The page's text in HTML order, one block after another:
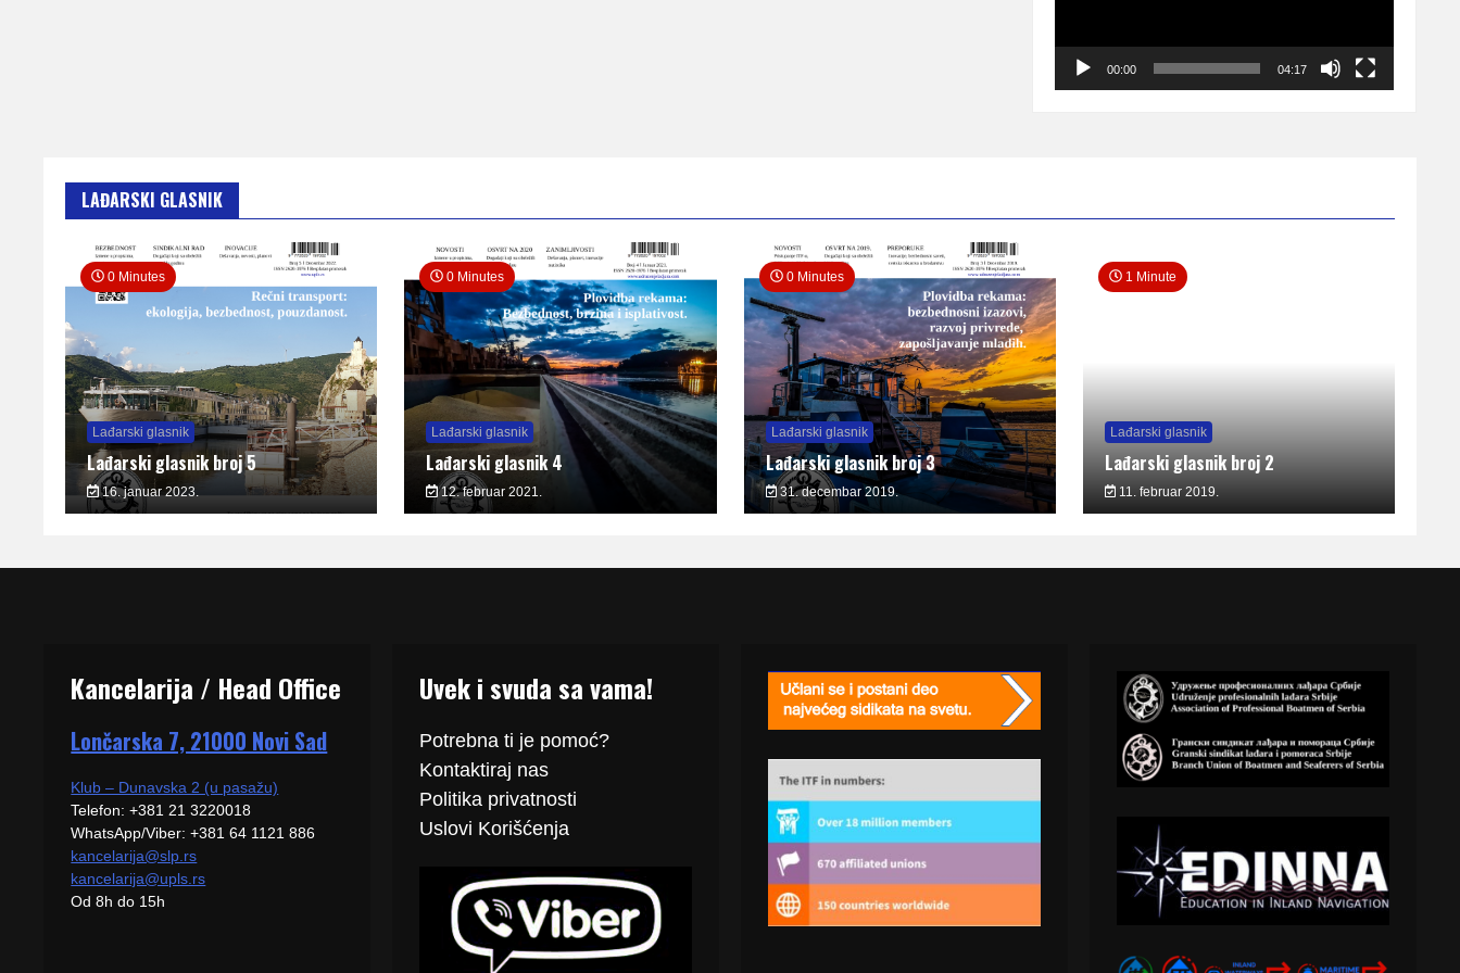
00:00 04:17
LAĐARSKI GLASNIK
0 Minutes
Lađarski glasnik
Lađarski glasnik broj 5
16. januar 2023.
0 Minutes
Lađarski glasnik
Lađarski glasnik 4
12. februar 2021.
0 Minutes
Lađarski glasnik
Lađarski glasnik broj 3
31. decembar 2019.
1 Minute
Lađarski glasnik
Lađarski glasnik broj 2
11. februar 2019.
Kancelarija / Head Office
Lončarska 7, 21000 Novi Sad
Klub – Dunavska 2 (u pasažu)
Telefon: +381 21 3220018
WhatsApp/Viber: +381 64 1121 886
kancelarija@slp.rs
kancelarija@upls.rs
Od 8h do 15h
Uvek i svuda sa vama!
Potrebna ti je pomoć?
Kontaktiraj nas
Politika privatnosti
Uslovi Korišćenja